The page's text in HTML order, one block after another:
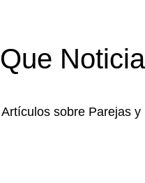
Que
Artículos sobre Parejas